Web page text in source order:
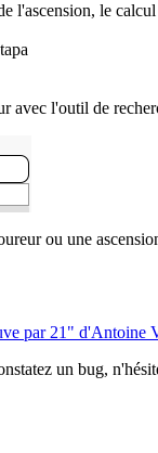
l'ascension, le
avec l'outil de
ou une
par 21" d'Antoine
un bug,